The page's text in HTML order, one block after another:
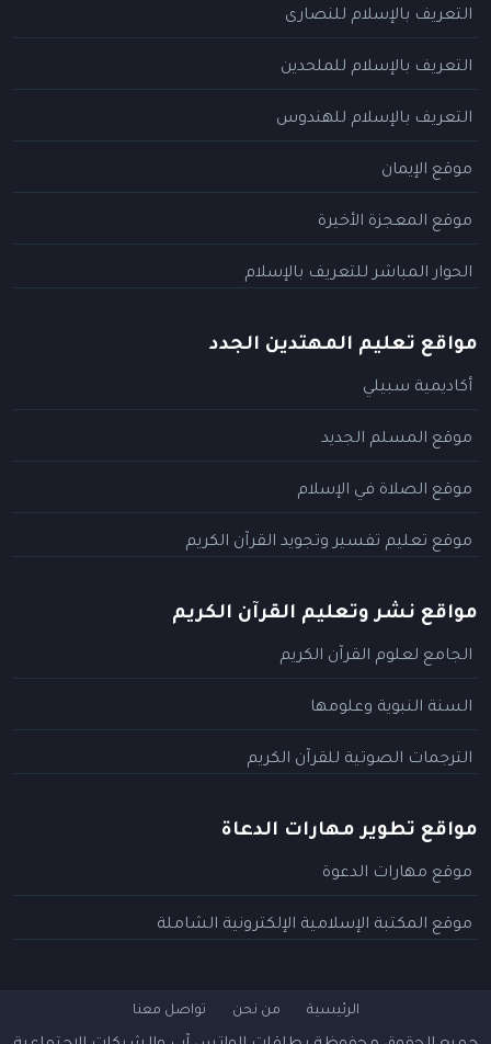
التعريف بالإسلام للنصارى
التعريف بالإسلام للملحدين
التعريف بالإسلام للهندوس
موقع الإيمان
موقع المعجزة الأخيرة
الحوار المباشر للتعريف بالإسلام
مواقع تعليم المهتدين الجدد
أكاديمية سبيلي
موقع المسلم الجديد
موقع الصلاة في الإسلام
موقع تعليم تفسير وتجويد القرآن الكريم
مواقع نشر وتعليم القرآن الكريم
الجامع لعلوم القرآن الكريم
السنة النبوية وعلومها
الترجمات الصوتية للقرآن الكريم
مواقع تطوير مهارات الدعاة
موقع مهارات الدعوة
موقع المكتبة الإسلامية الإلكترونية الشاملة
الرئيسية من نحن تواصل معنا